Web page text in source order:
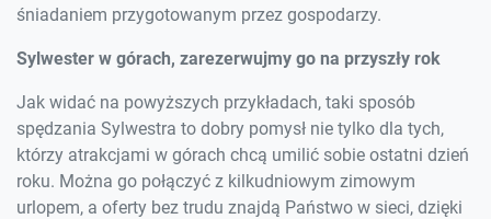
śniadaniem przygotowanym przez gospodarzy.
Sylwester w górach, zarezerwujmy go na przyszły rok
Jak widać na powyższych przykładach, taki sposób
spędzania Sylwestra to dobry pomysł nie tylko dla tych,
którzy atrakcjami w górach chcą umilić sobie ostatni dzień
roku. Można go połączyć z kilkudniowym zimowym
urlopem, a oferty bez trudu znajdą Państwo w sieci, dzięki